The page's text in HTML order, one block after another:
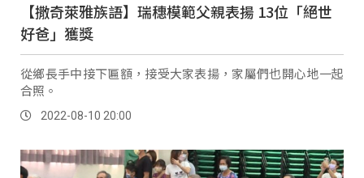
【撒奇萊雅族語】瑞穗模範父親表揚 13位「絕世
好爸」獲獎
從鄉長手中接下匾額，接受大家表揚，家屬們也開心地一起
合照。
2022-08-10 20:00